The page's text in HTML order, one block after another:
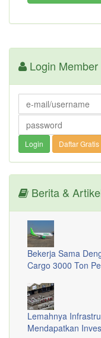
Login Member
Berita &
Bekerja Sama
Cargo 3000 Ton
Lemahnya
Mendapatkan